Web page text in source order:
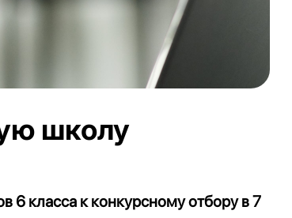
школу
6 класса к конкурсному отбору в 7